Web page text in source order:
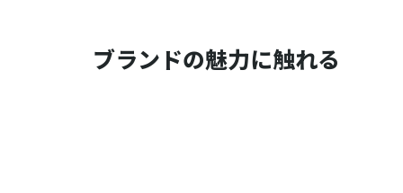
ブランドの魅力に触れる